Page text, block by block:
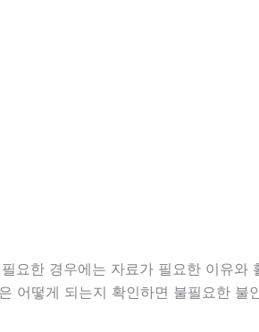
요한 경우에는 자료가 필요한 이유
어떻게 되는지 확인하면 불필요한 불